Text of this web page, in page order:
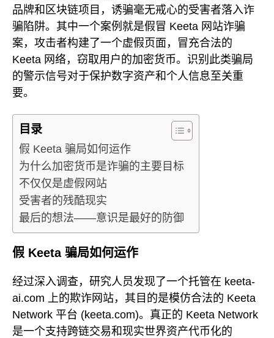
品牌和区块链项目，诱骗毫无戒心的受害者落入诈
骗陷阱。其中一个案例就是假冒 Keeta 网站诈骗
案，攻击者构建了一个虚假页面，冒充合法的
Keeta 网络，窃取用户的加密货币。识别此类骗局
的警示信号对于保护数字资产和个人信息至关重
要。
目录
假 Keeta 骗局如何运作
为什么加密货币是诈骗的主要目标
不仅仅是虚假网站
受害者的残酷现实
最后的想法——意识是最好的防御
假 Keeta 骗局如何运作
经过深入调查，研究人员发现了一个托管在 keeta-
ai.com 上的欺诈网站，其目的是模仿合法的 Keeta
Network 平台 (keeta.com)。真正的 Keeta Network
是一个支持跨链交易和现实世界资产代币化的